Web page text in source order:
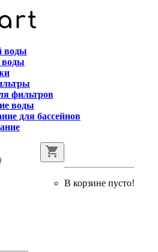
воды
фильтров
воды
для бассейнов
В корзине пусто!